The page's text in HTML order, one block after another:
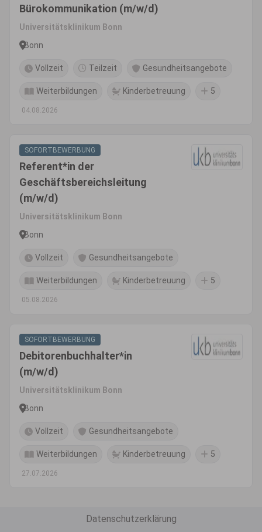
Bürokommunikation (m/w/d)
Universitätsklinikum Bonn
Bonn
Vollzeit Teilzeit Gesundheitsangebote
Weiterbildungen Kinderbetreuung 5
04.08.2026
SOFORTBEWERBUNG
Referent*in der
Geschäftsbereichsleitung
(m/w/d)
Universitätsklinikum Bonn
Bonn
Vollzeit Gesundheitsangebote
Weiterbildungen Kinderbetreuung 5
05.08.2026
SOFORTBEWERBUNG
Debitorenbuchhalter*in
(m/w/d)
Universitätsklinikum Bonn
Bonn
Vollzeit Gesundheitsangebote
Weiterbildungen Kinderbetreuung 5
27.07.2026
Datenschutzerklärung